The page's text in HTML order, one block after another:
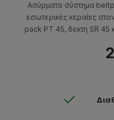
Ασύρματο σύστημα
εσωτερικές κεραίες
pack PT 45, δεκτη SR 45